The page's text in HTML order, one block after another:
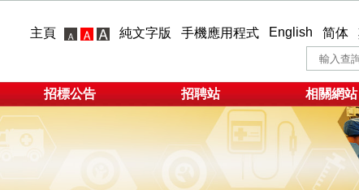
主頁 純文字版 手機應用程式 English 简体
招標公告 招聘站 相關網站